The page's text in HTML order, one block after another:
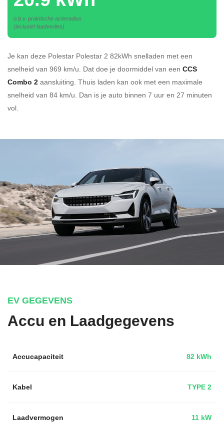
o.b.v. praktische actieradius
(inclusief laadverlies)
Je kan deze Polestar Polestar 2 82kWh snelladen met een
snelheid van 969 km/u. Dat doe je doormiddel van een CCS
Combo 2 aansluiting. Thuis laden kan ook met een maximale
snelheid van 84 km/u. Dan is je auto binnen 7 uur en 27 minuten
vol.
EV GEGEVENS
Accu en Laadgegevens
Accucapaciteit 82 kWh
Kabel TYPE 2
Laadvermogen 11 kW